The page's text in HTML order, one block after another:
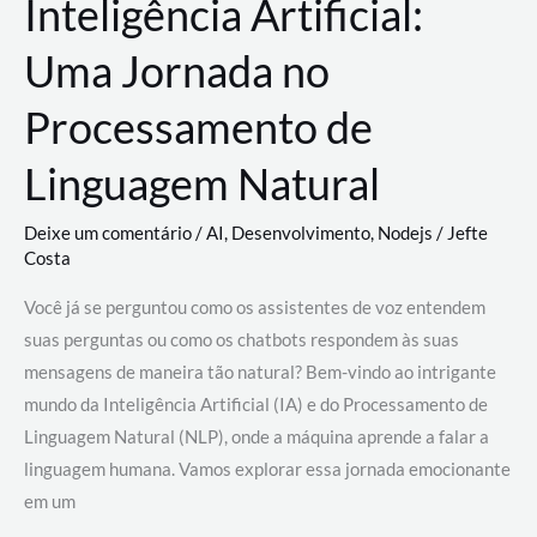
Inteligência Artificial:
Uma Jornada no
Processamento de
Linguagem Natural
Deixe um comentário/AI, Desenvolvimento, Nodejs / Jefte
Costa
Você já se perguntou como os assistentes de voz entendem
suas perguntas ou como os chatbots respondem às suas
mensagens de maneira tão natural? Bem-vindo ao intrigante
mundo da Inteligência Artificial (IA) e do Processamento de
Linguagem Natural (NLP), onde a máquina aprende a falar a
linguagem humana. Vamos explorar essa jornada emocionante
em um